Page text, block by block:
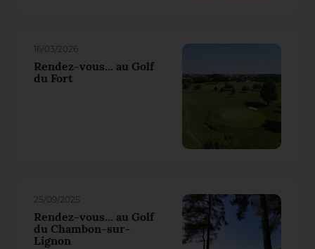
penser qu’il y perde des
première intervention
du groupement Natural
16/03/2026
Rendez-vous... au Golf
du Fort
25/09/2025
Rendez-vous... au Golf
du Chambon-sur-
Lignon